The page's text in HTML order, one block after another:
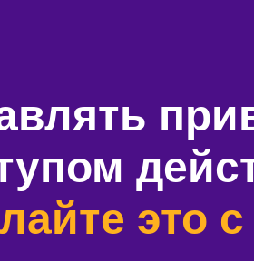
это